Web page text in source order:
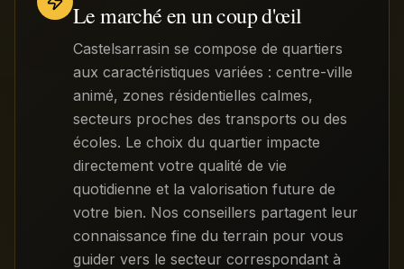
Le marché en un coup d'œil
Castelsarrasin se compose de quartiers
aux caractéristiques variées : centre-ville
animé, zones résidentielles calmes,
secteurs proches des transports ou des
écoles. Le choix du quartier impacte
directement votre qualité de vie
quotidienne et la valorisation future de
votre bien. Nos conseillers partagent leur
connaissance fine du terrain pour vous
guider vers le secteur correspondant à